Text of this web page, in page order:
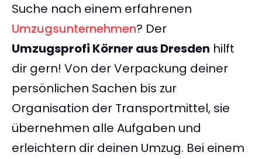
Suche nach einem erfahrenen
Umzugsunternehmen? Der
Umzugsprofi Körner aus Dresden hilft
dir gern! Von der Verpackung deiner
persönlichen Sachen bis zur
Organisation der Transportmittel, sie
übernehmen alle Aufgaben und
erleichtern dir deinen Umzug. Bei einem